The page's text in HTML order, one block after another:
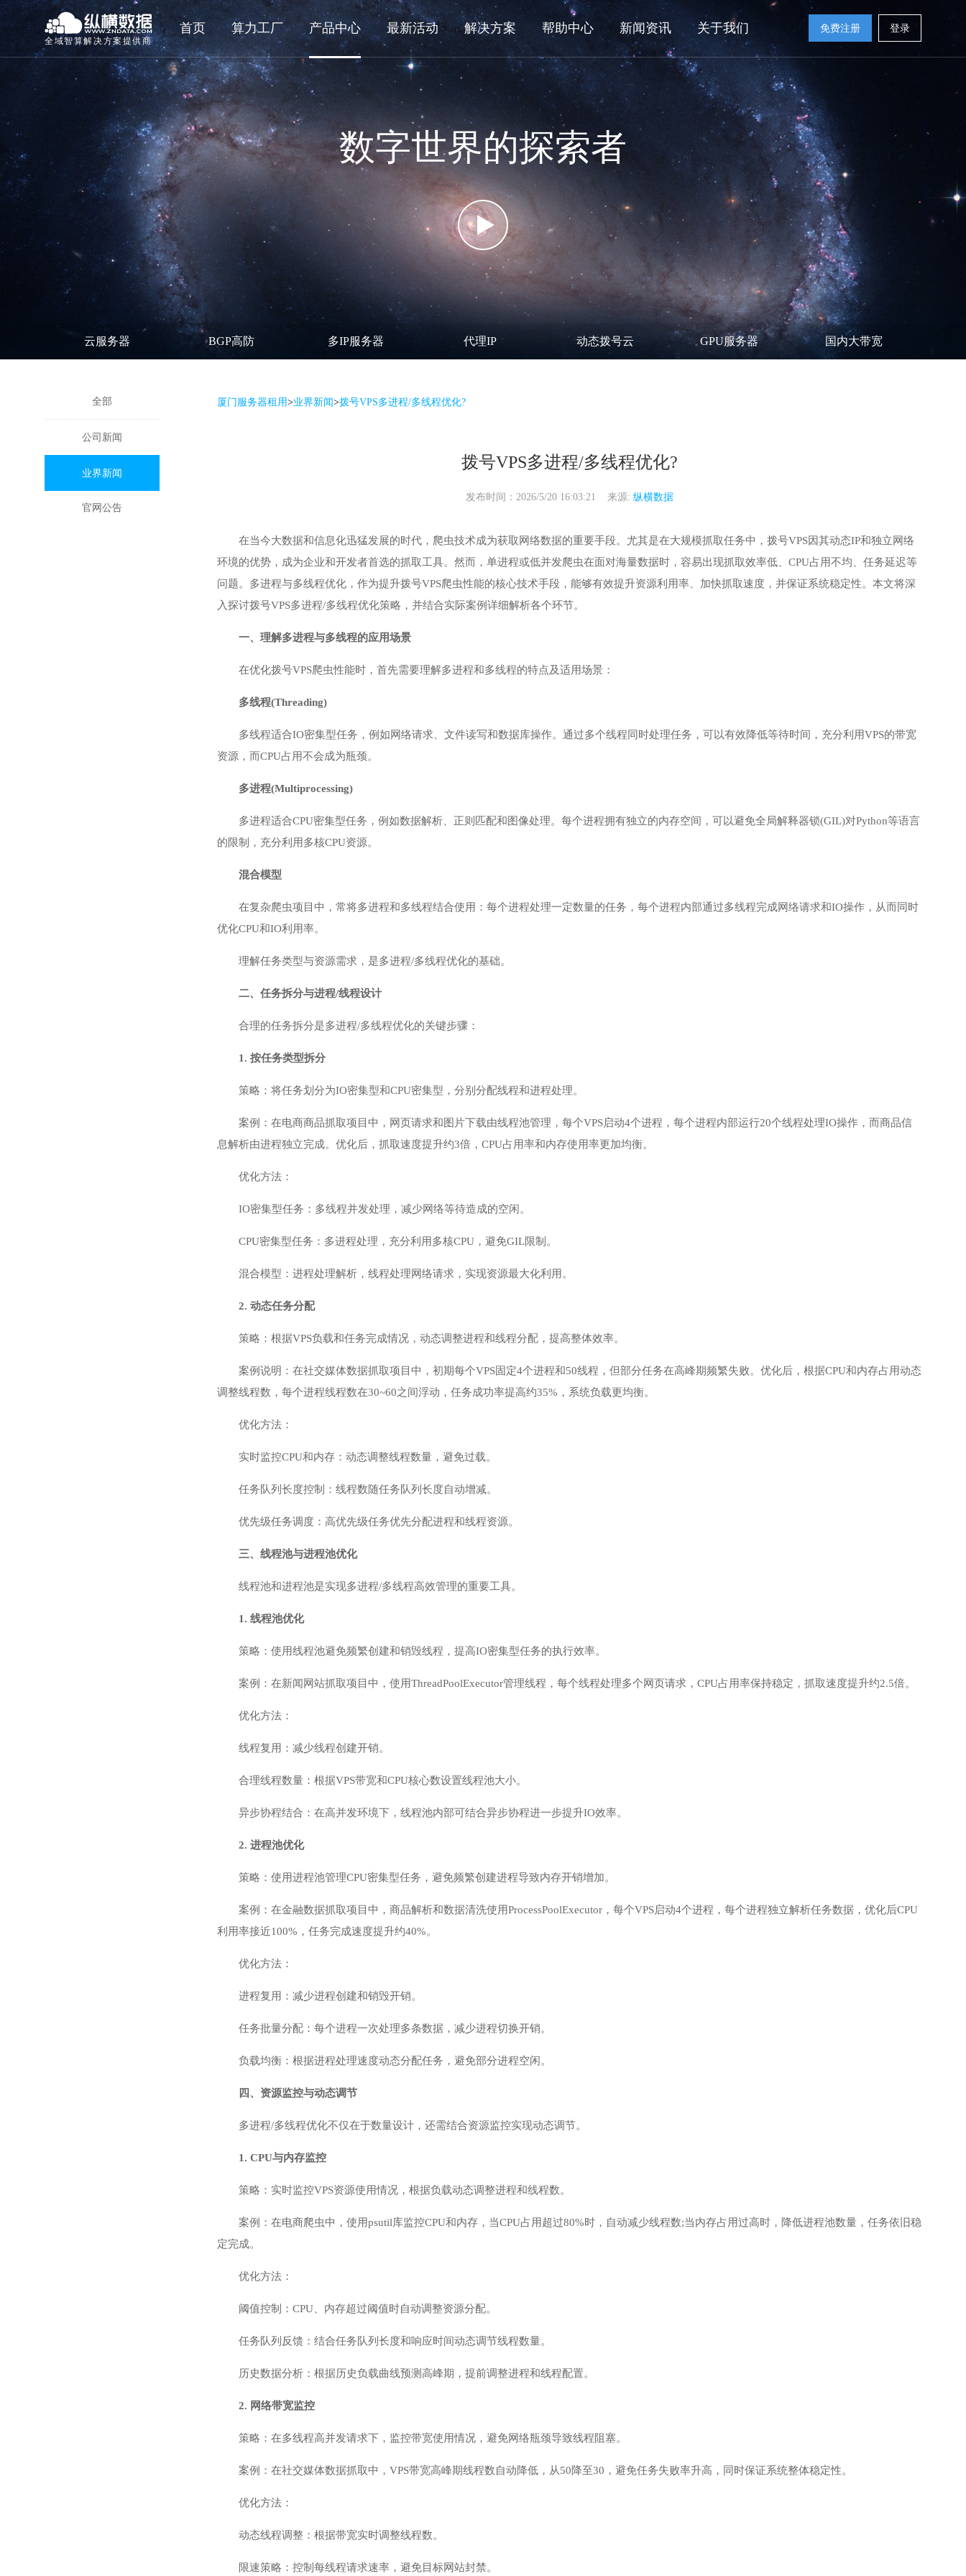
全域智算解决方案提供商
首页 算力工厂 产品中心 最新活动 解决方案 帮助中心 新闻资讯 关于我们 免费注册 登录
数字世界的探索者
云服务器 BGP高防 多IP服务器 代理IP 动态拨号云 GPU服务器 国内大带宽
全部
公司新闻
业界新闻
官网公告
厦门服务器租用>业界新闻>拨号VPS多进程/多线程优化?
拨号VPS多进程/多线程优化?
发布时间：2026/5/20 16:03:21 来源: 纵横数据
在当今大数据和信息化迅猛发展的时代，爬虫技术成为获取网络数据的重要手段。尤其是在大规模抓取任务中， 拨号VPS因其动态IP和独立网络
环境的优势，成为企业和开发者首选的抓取工具。然而，单进程或低并发爬虫在面对海量数据时，容易出现抓取效率低、CPU占用不均、任务延迟等
问题。多进程与多线程优化，作为提升拨号VPS爬虫性能的核心技术手段，能够有效提升资源利用率、加快抓取速度，并保证系统稳定性。本文将深
入探讨拨号VPS多进程/多线程优化策略，并结合实际案例详细解析各个环节。
一、理解多进程与多线程的应用场景
在优化拨号VPS爬虫性能时，首先需要理解多进程和多线程的特点及适用场景：
多线程(Threading)
多线程适合IO密集型任务，例如网络请求、文件读写和数据库操作。通过多个线程同时处理任务，可以有效降低等待时间，充分利用VPS的带宽
资源，而CPU占用不会成为瓶颈。
多进程(Multiprocessing)
多进程适合CPU密集型任务，例如数据解析、正则匹配和图像处理。每个进程拥有独立的内存空间，可以避免全局解释器锁(GIL)对Python等语言
的限制，充分利用多核CPU资源。
混合模型
在复杂爬虫项目中，常将多进程和多线程结合使用：每个进程处理一定数量的任务，每个进程内部通过多线程完成网络请求和IO操作，从而同时
优化CPU和IO利用率。
理解任务类型与资源需求，是多进程/多线程优化的基础。
二、任务拆分与进程/线程设计
合理的任务拆分是多进程/多线程优化的关键步骤：
1. 按任务类型拆分
策略：将任务划分为IO密集型和CPU密集型，分别分配线程和进程处理。
案例：在电商商品抓取项目中，网页请求和图片下载由线程池管理，每个VPS启动4个进程，每个进程内部运行20个线程处理IO操作，而商品信
息解析由进程独立完成。优化后，抓取速度提升约3倍，CPU占用率和内存使用率更加均衡。
优化方法：
IO密集型任务：多线程并发处理，减少网络等待造成的空闲。
CPU密集型任务：多进程处理，充分利用多核CPU，避免GIL限制。
混合模型：进程处理解析，线程处理网络请求，实现资源最大化利用。
2. 动态任务分配
策略：根据VPS负载和任务完成情况，动态调整进程和线程分配，提高整体效率。
案例说明：在社交媒体数据抓取项目中，初期每个VPS固定4个进程和50线程，但部分任务在高峰期频繁失败。优化后，根据CPU和内存占用动态
调整线程数，每个进程线程数在30~60之间浮动，任务成功率提高约35%，系统负载更均衡。
优化方法：
实时监控CPU和内存：动态调整线程数量，避免过载。
任务队列长度控制：线程数随任务队列长度自动增减。
优先级任务调度：高优先级任务优先分配进程和线程资源。
三、线程池与进程池优化
线程池和进程池是实现多进程/多线程高效管理的重要工具。
1. 线程池优化
策略：使用线程池避免频繁创建和销毁线程，提高IO密集型任务的执行效率。
案例：在新闻网站抓取项目中，使用ThreadPoolExecutor管理线程，每个线程处理多个网页请求，CPU占用率保持稳定，抓取速度提升约2.5倍。
优化方法：
线程复用：减少线程创建开销。
合理线程数量：根据VPS带宽和CPU核心数设置线程池大小。
异步协程结合：在高并发环境下，线程池内部可结合异步协程进一步提升IO效率。
2. 进程池优化
策略：使用进程池管理CPU密集型任务，避免频繁创建进程导致内存开销增加。
案例：在金融数据抓取项目中，商品解析和数据清洗使用ProcessPoolExecutor，每个VPS启动4个进程，每个进程独立解析任务数据，优化后CPU
利用率接近100%，任务完成速度提升约40%。
优化方法：
进程复用：减少进程创建和销毁开销。
任务批量分配：每个进程一次处理多条数据，减少进程切换开销。
负载均衡：根据进程处理速度动态分配任务，避免部分进程空闲。
四、资源监控与动态调节
多进程/多线程优化不仅在于数量设计，还需结合资源监控实现动态调节。
1. CPU与内存监控
策略：实时监控VPS资源使用情况，根据负载动态调整进程和线程数。
案例：在电商爬虫中，使用psutil库监控CPU和内存，当CPU占用超过80%时，自动减少线程数;当内存占用过高时，降低进程池数量，任务依旧稳
定完成。
优化方法：
阈值控制：CPU、内存超过阈值时自动调整资源分配。
任务队列反馈：结合任务队列长度和响应时间动态调节线程数量。
历史数据分析：根据历史负载曲线预测高峰期，提前调整进程和线程配置。
2. 网络带宽监控
策略：在多线程高并发请求下，监控带宽使用情况，避免网络瓶颈导致线程阻塞。
案例：在社交媒体数据抓取中，VPS带宽高峰期线程数自动降低，从50降至30，避免任务失败率升高，同时保证系统整体稳定性。
优化方法：
动态线程调整：根据带宽实时调整线程数。
限速策略：控制每线程请求速率，避免目标网站封禁。